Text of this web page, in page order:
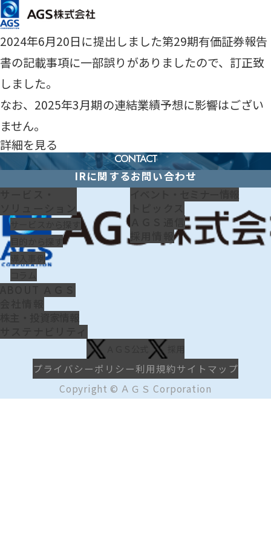
メインコンテンツまでスキップ
HOME 有価証券報告書の一部訂正について
有価証券報告書の一部訂正について
2024年6月20日に提出しました第29期有価証券報告
書の記載事項に一部誤りがありましたので、訂正致
しました。
なお、2025年3月期の連結業績予想に影響はござい
ません。
詳細を見る
IRに関するお問い合わせCONTACT
IRに関するお問い合わせ
ソリューション
サービスから探す
目的から探す
導入事例
株主・投資家情報
イベント・セミナー情報
ＡＧＳ通信
プライバシーポリシー利用規約サイトマップ
Copyright © ＡＧＳ Corporation